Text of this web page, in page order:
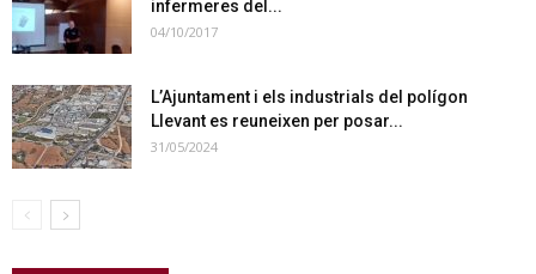
infermeres del...
04/10/2017
L’Ajuntament i els industrials del polígon
Llevant es reuneixen per posar...
31/05/2024